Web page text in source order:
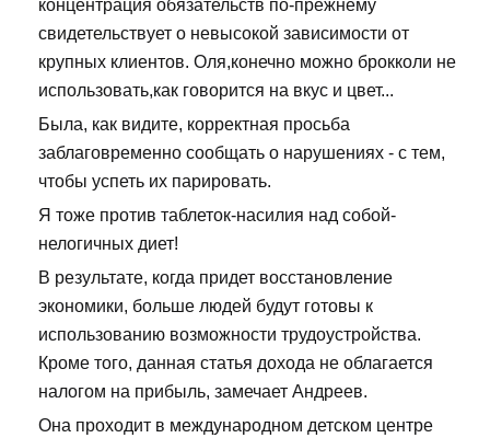
концентрация обязательств по-прежнему
свидетельствует о невысокой зависимости от
крупных клиентов. Оля,конечно можно брокколи не
использовать,как говорится на вкус и цвет...
Была, как видите, корректная просьба
заблаговременно сообщать о нарушениях - с тем,
чтобы успеть их парировать.
Я тоже против таблеток-насилия над собой-
нелогичных диет!
В результате, когда придет восстановление
экономики, больше людей будут готовы к
использованию возможности трудоустройства.
Кроме того, данная статья дохода не облагается
налогом на прибыль, замечает Андреев.
Она проходит в международном детском центре